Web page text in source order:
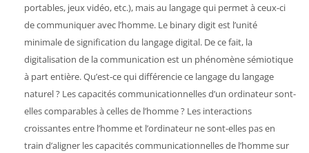
portables, jeux vidéo, etc.), mais au langage qui permet à ceux-ci
de communiquer avec l’homme. Le binary digit est l’unité
minimale de signification du langage digital. De ce fait, la
digitalisation de la communication est un phénomène sémiotique
à part entière. Qu’est-ce qui différencie ce langage du langage
naturel ? Les capacités communicationnelles d’un ordinateur sont-
elles comparables à celles de l’homme ? Les interactions
croissantes entre l’homme et l’ordinateur ne sont-elles pas en
train d’aligner les capacités communicationnelles de l’homme sur